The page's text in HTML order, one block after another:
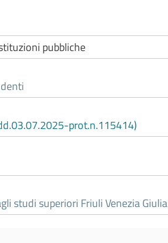
pubbliche
prot.n.115414)
studi superiori Friuli Venezia Giulia